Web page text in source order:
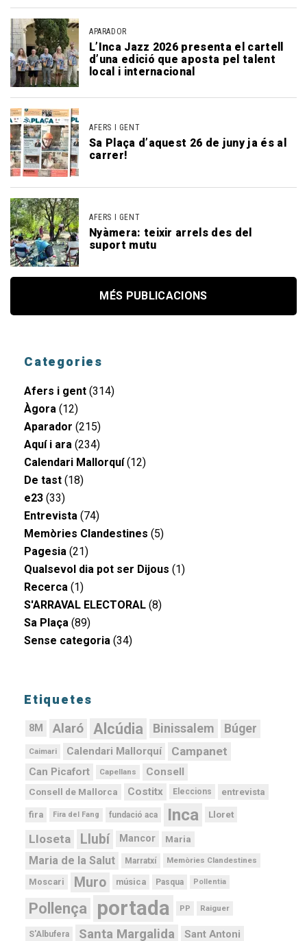
APARADOR
L’Inca Jazz 2026 presenta el cartell
d’una edició que aposta pel talent
local i internacional
AFERS I GENT
Sa Plaça d’aquest 26 de juny ja és al
carrer!
AFERS I GENT
Nyàmera: teixir arrels des del
suport mutu
MÉS PUBLICACIONS
Categories
Afers i gent (314)
Àgora (12)
Aparador (215)
Aquí i ara (234)
Calendari Mallorquí(12)
De tast (18)
e23 (33)
Entrevista (74)
Memòries Clandestines (5)
Pagesia (21)
Qualsevol dia pot ser Dijous (1)
Recerca (1)
S'ARRAVAL ELECTORAL (8)
Sa Plaça (89)
Sense categoria (34)
Etiquetes
8M Alaró Alcúdia Binissalem Búger
Caimari Calendari Mallorquí Campanet
Can Picafort Capellans Consell
Consell de Mallorca Costitx Eleccions entrevista
fira Fira del Fang fundació aca Inca Lloret
Lloseta Llubí Mancor Maria
Maria de la Salut Marratxí Memòries Clandestines
Moscari Muro música Pasqua Pollentia
Pollença portada PP Raiguer
S'Albufera Santa Margalida Sant Antoni